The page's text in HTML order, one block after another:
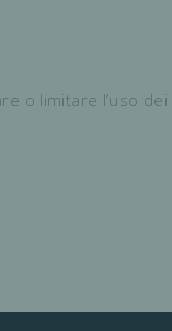
o limitare l’uso